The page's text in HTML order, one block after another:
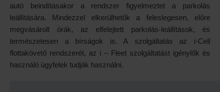
autó beindításakor a rendszer figyelmeztet a parkolás
leállítására. Mindezzel elkerülhetők a feleslegesen, előre
megvásárolt órák, az elfelejtett parkolás-leállítások, és
természetesen a bírságok is. A szolgáltatás az i-Cell
flottakövető rendszerét, az i – Fleet szolgáltatást igénylők és
használó ügyfelek tudják használni.